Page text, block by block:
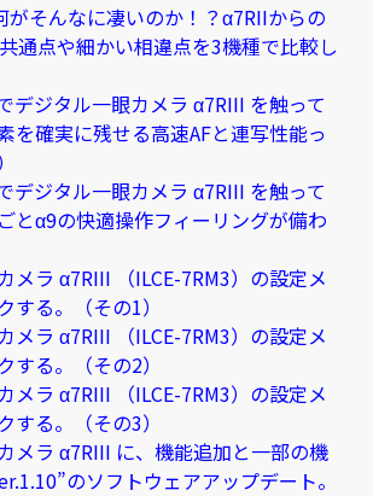
がそんなに凄いのか！？α7RIIからの
通点や細かい相違点を3機種で比較し
デジタル一眼カメラ α7RIII を触って
を確実に残せる高速AFと連写性能っ
デジタル一眼カメラ α7RIII を触って
とα9の快適操作フィーリングが備わ
メラ α7RIII （ILCE-7RM3）の設定メ
する。（その1）
メラ α7RIII （ILCE-7RM3）の設定メ
する。（その2）
メラ α7RIII （ILCE-7RM3）の設定メ
する。（その3）
メラ α7RIII に、機能追加と一部の機
のソフトウェアアップデート。